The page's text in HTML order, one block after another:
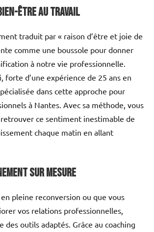
être au travail
traduit par « raison d’être et joie de
comme une boussole pour donner
à notre vie professionnelle.
forte d’une expérience de 25 ans en
dans cette approche pour
à Nantes. Avec sa méthode, vous
ce sentiment inestimable de
chaque matin en allant
sur mesure
pleine reconversion ou que vous
vos relations professionnelles,
des outils adaptés. Grâce au coaching